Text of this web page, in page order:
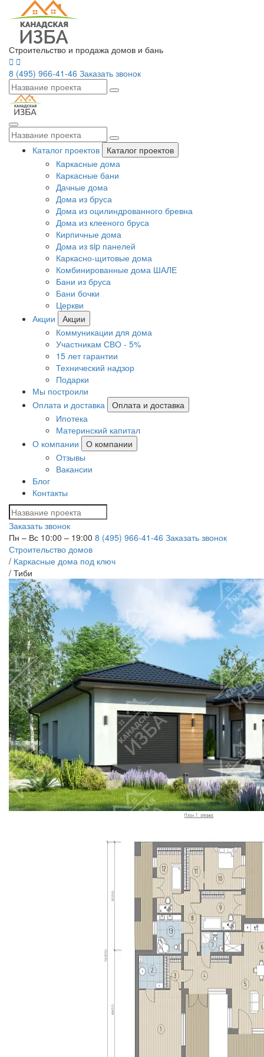
Строительство и продажа домов и бань
8 (495) 966-41-46 Заказать звонок
Каталог проектов
Каталог проектов
Каркасные дома
Каркасные бани
Дачные дома
Дома из бруса
Дома из оцилиндрованного бревна
Дома из клееного бруса
Кирпичные дома
Дома из sip панелей
Каркасно-щитовые дома
Комбинированные дома ШАЛЕ
Бани из бруса
Бани бочки
Церкви
Акции
Акции
Коммуникации для дома
Участникам СВО - 5%
15 лет гарантии
Технический надзор
Подарки
Мы построили
Оплата и доставка
Оплата и доставка
Ипотека
Материнский капитал
О компании
О компании
Отзывы
Вакансии
Блог
Контакты
Заказать звонок
Пн – Вс 10:00 – 19:00 8 (495) 966-41-46 Заказать звонок
Строительство домов
/ Каркасные дома под ключ
/ Тиби